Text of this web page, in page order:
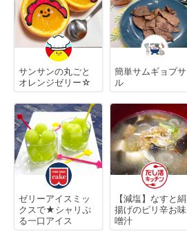
サンサンの丸ごと
オレンジゼリー☆
簡単サムギョプサ
ル
ゼリーアイスミッ
クスで★シャリぷ
る一口アイス
【減塩】なすと絹
揚げのピリ辛お味
噌汁